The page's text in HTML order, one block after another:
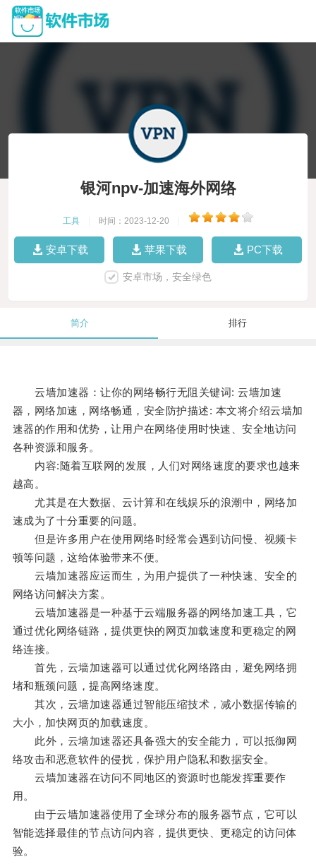
银河npv-加速海外网络
工具 时间：2023-12-20
安卓下载 苹果下载 PC下载
安卓市场，安全绿色
简介 排行
云墙加速器：让你的网络畅行无阻关键词: 云墙加速
器，网络加速，网络畅通，安全防护描述: 本文将介绍云墙加
速器的作用和优势，让用户在网络使用时快速、安全地访问
各种资源和服务。
内容:随着互联网的发展，人们对网络速度的要求也越来
越高。
尤其是在大数据、云计算和在线娱乐的浪潮中，网络加
速成为了十分重要的问题。
但是许多用户在使用网络时经常会遇到访问慢、视频卡
顿等问题，这给体验带来不便。
云墙加速器应运而生，为用户提供了一种快速、安全的
网络访问解决方案。
云墙加速器是一种基于云端服务器的网络加速工具，它
通过优化网络链路，提供更快的网页加载速度和更稳定的网
络连接。
首先，云墙加速器可以通过优化网络路由，避免网络拥
堵和瓶颈问题，提高网络速度。
其次，云墙加速器通过智能压缩技术，减小数据传输的
大小，加快网页的加载速度。
此外，云墙加速器还具备强大的安全能力，可以抵御网
络攻击和恶意软件的侵扰，保护用户隐私和数据安全。
云墙加速器在访问不同地区的资源时也能发挥重要作
用。
由于云墙加速器使用了全球分布的服务器节点，它可以
智能选择最佳的节点访问内容，提供更快、更稳定的访问体
验。